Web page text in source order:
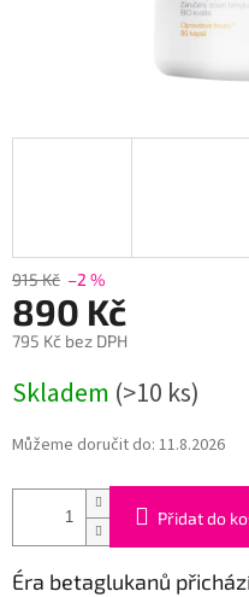
915 Kč –2 %
890 Kč
795 Kč bez DPH
cena:
Skladem (>10 ks)
Můžeme doručit do: 11.8.2026
Přidat do
Éra betaglukanů